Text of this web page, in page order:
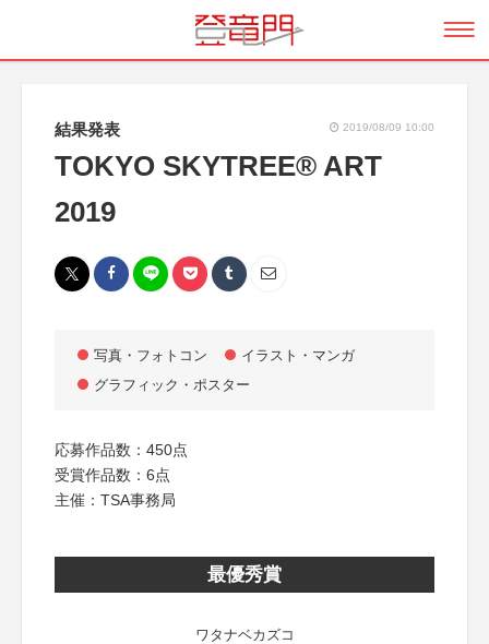
結果発表 2019/08/09 10:00
TOKYO SKYTREE® ART
2019
写真・フォトコン
イラスト・マンガ
グラフィック・ポスター
応募作品数：450点
受賞作品数：6点
主催：TSA事務局
最優秀賞
ワタナベカズコ